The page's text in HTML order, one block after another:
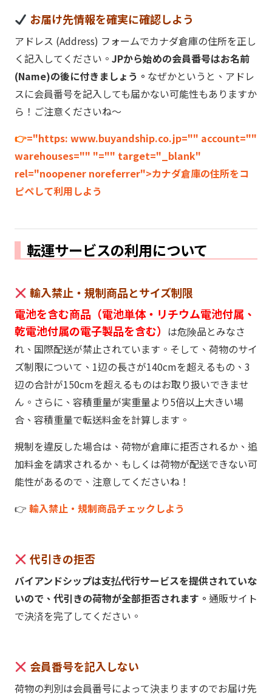
お届け先情報を確実に確認しよう
アドレス (Address) フォームでカナダ倉庫の住所を正し
く記入してください。 JPから始めの会員番号はお名前
(Name)の後に付きましょう。 なぜかというと、アドレ
スに会員番号を記入しても届かない可能性もありますか
ら！ご注意くださいね～
👉="https: www.buyandship.co.jp="" account=""
warehouses="" "="" target="_blank"
rel="noopener noreferrer">カナダ倉庫の住所をコ
ピペして利用しよう
転運サービスの利用について
輸入禁止・規制商品とサイズ制限
電池を含む商品（電池単体・リチウム電池付属、
乾電池付属の電子製品を含む） は危険品とみなさ
れ、国際配送が禁止されています。そして、荷物のサイ
ズ制限について、1辺の長さが140cmを超えるもの、3
辺の合計が150cmを超えるものはお取り扱いできませ
ん。さらに、容積重量が実重量より5倍以上大きい場
合、容積重量で転送料金を計算します。
規制を違反した場合は、荷物が倉庫に拒否されるか、追
加料金を請求されるか、もしくは荷物が配送できない可
能性があるので、注意してくださいね！
👉 輸入禁止・規制商品チェックしよう
代引きの拒否
バイアンドシップは支払代行サービスを提供されていな
いので、代引きの荷物が全部拒否されます。 通販サイト
で決済を完了してください。
会員番号を記入しない
荷物の判別は会員番号によって決まりますのでお届け先